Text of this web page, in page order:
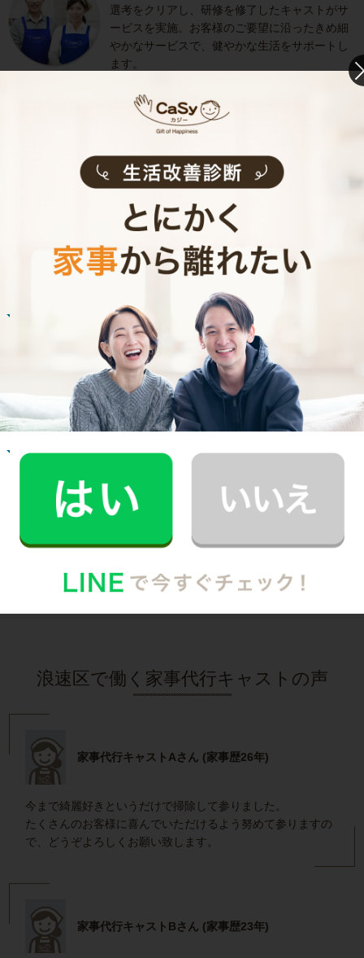
選考をクリアし、研修を修了したキャストがサ
ービスを実施。お客様のご要望に沿ったきめ細
やかなサービスで、健やかな生活をサポートし
ます。
お掃除代行のサービス内容
お掃除代行のサービス料金
ご利用者インタビュー
Customer Interview
30代 共働き 育児休暇中
いつもお家がキレイなママ友がCaSyを使って
記事全文を見る
R.H.さん
普段できない時間を過ごすことができ、休日が
とても充実しました。
インタビュー一覧を見る
浪速区で働く家事代行キャストの声
家事代行キャストAさん (家事歴26年)
今まで綺麗好きというだけで掃除して参りました。
たくさんのお客様に喜んでいただけるよう努めて参りますの
で、どうぞよろしくお願い致します。
家事代行キャストBさん (家事歴23年)